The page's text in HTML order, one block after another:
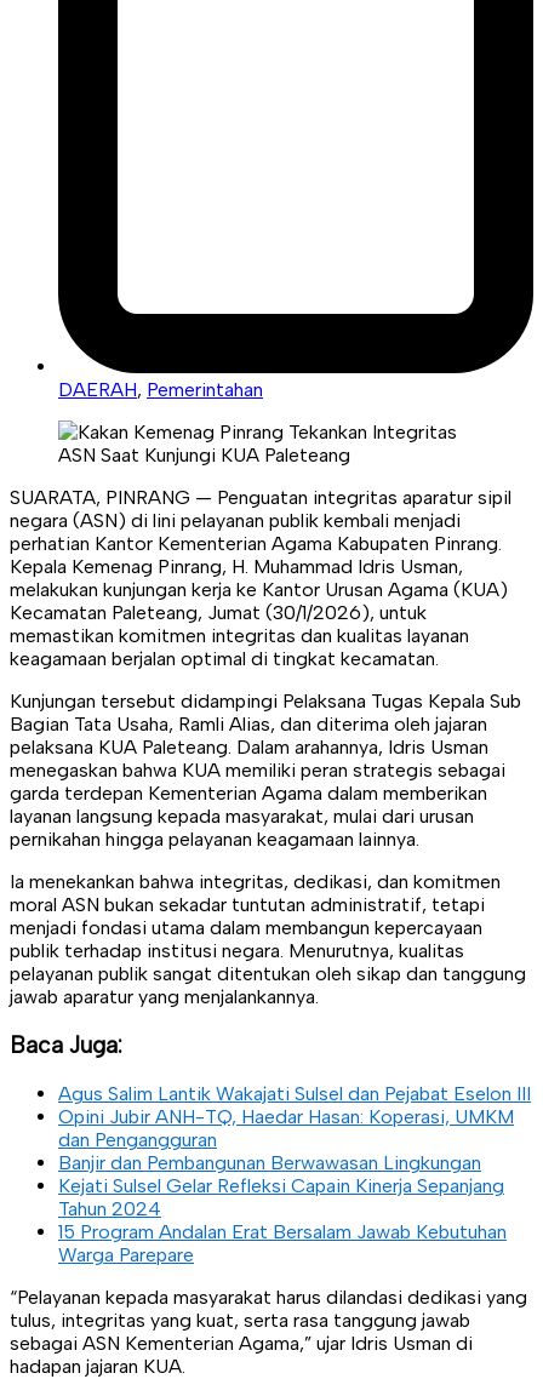
DAERAH, Pemerintahan
SUARATA, PINRANG — Penguatan integritas aparatur sipil
negara (ASN) di lini pelayanan publik kembali menjadi
perhatian Kantor Kementerian Agama Kabupaten Pinrang.
Kepala Kemenag Pinrang, H. Muhammad Idris Usman,
melakukan kunjungan kerja ke Kantor Urusan Agama (KUA)
Kecamatan Paleteang, Jumat (30/1/2026), untuk
memastikan komitmen integritas dan kualitas layanan
keagamaan berjalan optimal di tingkat kecamatan.
Kunjungan tersebut didampingi Pelaksana Tugas Kepala Sub
Bagian Tata Usaha, Ramli Alias, dan diterima oleh jajaran
pelaksana KUA Paleteang. Dalam arahannya, Idris Usman
menegaskan bahwa KUA memiliki peran strategis sebagai
garda terdepan Kementerian Agama dalam memberikan
layanan langsung kepada masyarakat, mulai dari urusan
pernikahan hingga pelayanan keagamaan lainnya.
Ia menekankan bahwa integritas, dedikasi, dan komitmen
moral ASN bukan sekadar tuntutan administratif, tetapi
menjadi fondasi utama dalam membangun kepercayaan
publik terhadap institusi negara. Menurutnya, kualitas
pelayanan publik sangat ditentukan oleh sikap dan tanggung
jawab aparatur yang menjalankannya.
Baca Juga:
Agus Salim Lantik Wakajati Sulsel dan Pejabat Eselon III
Opini Jubir ANH-TQ, Haedar Hasan: Koperasi, UMKM
dan Pengangguran
Banjir dan Pembangunan Berwawasan Lingkungan
Kejati Sulsel Gelar Refleksi Capain Kinerja Sepanjang
Tahun 2024
15 Program Andalan Erat Bersalam Jawab Kebutuhan
Warga Parepare
“Pelayanan kepada masyarakat harus dilandasi dedikasi yang
tulus, integritas yang kuat, serta rasa tanggung jawab
sebagai ASN Kementerian Agama,” ujar Idris Usman di
hadapan jajaran KUA.